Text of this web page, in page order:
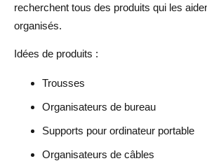
recherchent tous des produits qui les
organisés.
Idées de produits :
Trousses
Organisateurs de bureau
Supports pour ordinateur portable
Organisateurs de câbles